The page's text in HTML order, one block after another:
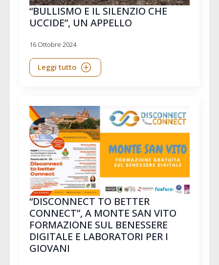
“BULLISMO E IL SILENZIO CHE
UCCIDE”, UN APPELLO
16 Ottobre 2024
Leggi tutto
“DISCONNECT TO BETTER
CONNECT”, A MONTE SAN VITO
FORMAZIONE SUL BENESSERE
DIGITALE E LABORATORI PER I
GIOVANI